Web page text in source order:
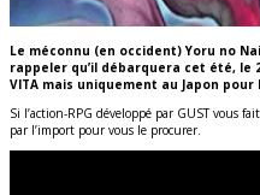
Le méconnu (en occident) Yoru no
rappeler qu’il débarquera cet été, le
VITA mais uniquement au Japon pour
Si l’action-RPG développé par GUST vous
par l’import pour vous le procurer.